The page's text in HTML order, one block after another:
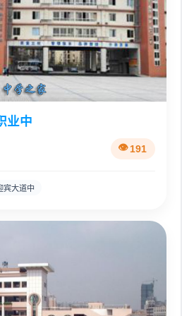
业中
191
宾大道中